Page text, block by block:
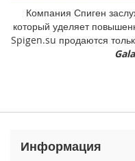
e
1
M
Компания Спиген
который уделяет
Spigen.su продаются
Информация